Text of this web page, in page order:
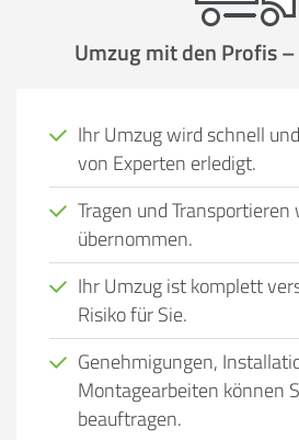
Umzug mit den Profis
Ihr Umzug wird schnell
von Experten erledigt.
Tragen und
übernommen.
Ihr Umzug ist komplett
Risiko für Sie.
Genehmigungen,
Montagearbeiten können
beauftragen.